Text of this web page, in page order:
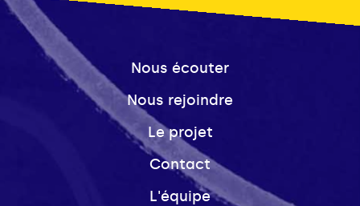
Nous écouter
Nous rejoindre
Le projet
Contact
L'équipe